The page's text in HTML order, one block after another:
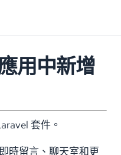
用中新增
套件。
時留言、聊天室和更